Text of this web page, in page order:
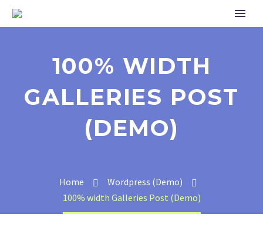
100% WIDTH
GALLERIES POST
(DEMO)
Home
Wordpress (Demo)
100% width Galleries Post (Demo)